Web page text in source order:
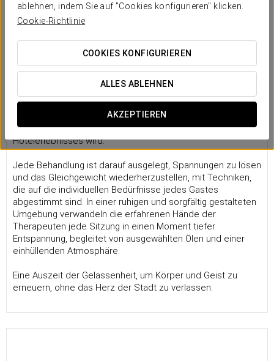
ablehnen, indem Sie auf "Cookies konfigurieren" klicken.
Cookie-Richtlinie
COOKIES KONFIGURIEREN
ALLES ABLEHNEN
AKZEPTIEREN
Der Massageservice des Eurostars Grand Marina bietet
im Herzen des Hafens von Barcelona,
wo Wohlbefinden auf natürliche Weise Teil des
Hotelerlebnisses wird.
Jede Behandlung ist darauf ausgelegt, Spannungen zu lösen
und das Gleichgewicht wiederherzustellen, mit Techniken,
die auf die individuellen Bedürfnisse jedes Gastes
abgestimmt sind. In einer ruhigen und sorgfältig gestalteten
Umgebung verwandeln die erfahrenen Hände der
Therapeuten jede Sitzung in einen Moment tiefer
Entspannung, begleitet von ausgewählten Ölen und einer
einhüllenden Atmosphäre.
Eine Auszeit der Gelassenheit, um Körper und Geist zu
erneuern, ohne das Herz der Stadt zu verlassen.